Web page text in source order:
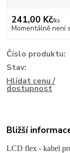
241,00 Kč/ks
Momentálně není
Číslo produktu:
Stav:
Hlídat cenu /
dostupnost
Bližší
LCD flex - kabel